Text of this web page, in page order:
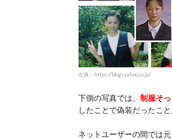
出典：https://blogs.yahoo.co.jp/
下側の写真では、 制服そ
したことで偽装だったこ
ネットユーザーの間では